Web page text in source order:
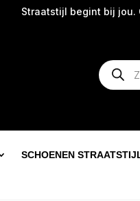
Straatstijl begint bij jou.
zoeken
SCHOENEN